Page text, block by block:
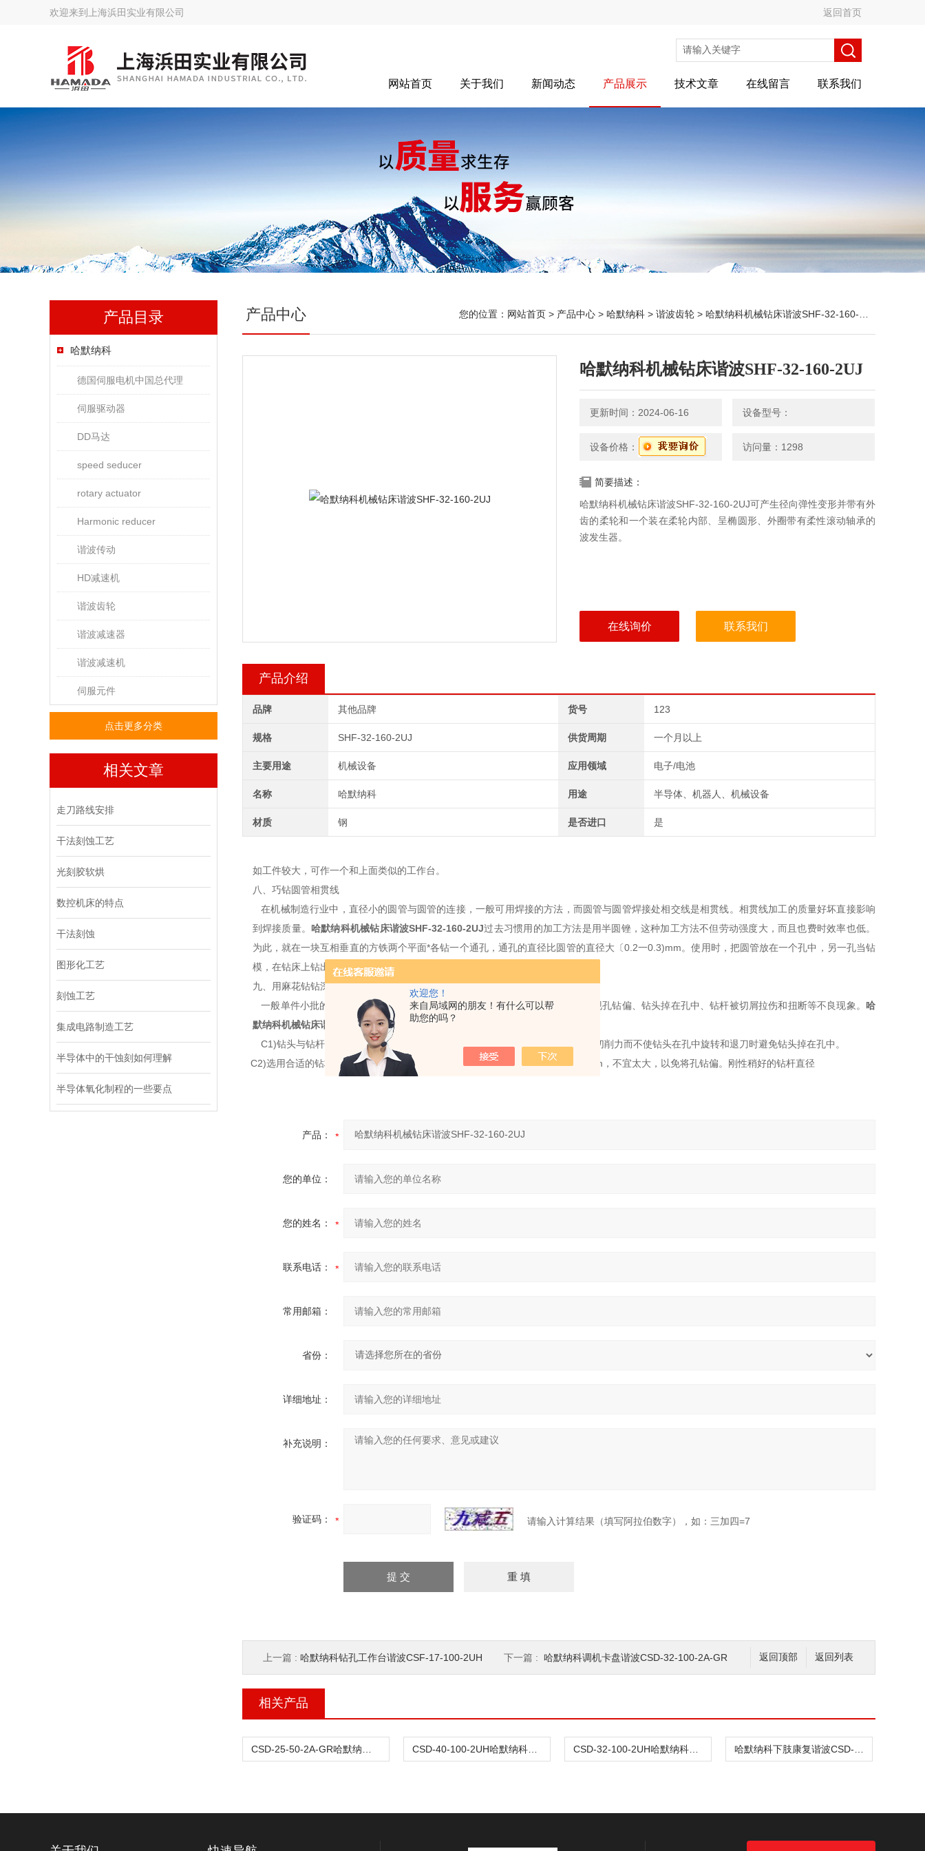
欢迎您！
来自局域网的朋友！有什么可以帮
助您的吗？
欢迎来到 上海浜田实业有限公司 返回首页
网站首页 关于我们 新闻动态 产品展示 技术文章 在线留言 联系我们
产品目录
哈默纳科
德国伺服电机中国总代理
伺服驱动器
DD马达
speed seducer
rotary actuator
Harmonic reducer
谐波传动
HD减速机
谐波齿轮
谐波减速器
谐波减速机
伺服元件
点击更多分类
相关文章
走刀路线安排
干法刻蚀工艺
光刻胶软烘
数控机床的特点
干法刻蚀
图形化工艺
刻蚀工艺
集成电路制造工艺
半导体中的干蚀刻如何理解
半导体氧化制程的一些要点
产品中心 您的位置： 网站首页 > 产品中心 > 哈默纳科 > 谐波齿轮 > 哈默纳科机械钻床谐波SHF-32-160-2UJ
哈默纳科机械钻床谐波SHF-32-160-2UJ
更新时间：2024-06-16 设备型号：
设备价格： 访问量：1298
简要描述：
哈默纳科机械钻床谐波SHF-32-160-2UJ可产生径向弹性变形并带有外
齿的柔轮和一个装在柔轮内部、呈椭圆形、外圈带有柔性滚动轴承的
波发生器。
在线询价 联系我们
产品介绍
品牌 其他品牌 货号 123
规格 SHF-32-160-2UJ 供货周期 一个月以上
主要用途 机械设备 应用领域 电子/电池
名称 哈默纳科 用途 半导体、机器人、机械设备
材质 钢 是否进口 是
如工件较大，可作一个和上面类似的工作台。
八、巧钻圆管相贯线
在机械制造行业中，直径小的圆管与圆管的连接，一般可用焊接的方法，而圆管与圆管焊接处相交线是相贯线。相贯线加工的质量好坏直接影响
到焊接质量。 哈默纳科机械钻床谐波SHF-32-160-2UJ过去习惯用的加工方法是用半圆锉，这种加工方法不但劳动强度大，而且也费时效率也低。
为此，就在一块互相垂直的方铁两个平面*各钻一个通孔，通孔的直径比圆管的直径大〔0.2一0.3)mm。使用时，把圆管放在一个孔中，另一孔当钻
模，在钻床上钻出相贯线。经实践使用，此方法实用效果较好。
九、用麻花钻钻深孔时应注意的问题
一般单件小批的深孔工件均采用麻花钻接加长杆来钻削，但在钻削过程中易出现孔钻偏、钻头掉在孔中、钻杆被切屑拉伤和扭断等不良现象。 哈
默纳科机械钻床谐波
SHF-32-160-2UJ为了避免上述现象的发生，应注意以下问题:
C1)钻头与钻杆连接要牢靠。用锥柄连接时，一定要使内外锥面配合好，能克服切削力而不使钻头在孔中旋转和退刀时避免钻头掉在孔中。
C2)选用合适的钻杆直径。刚性较差的钻杆直径，
一般比钻头直径小〔0.3一0.5)mm，不宜太大，以免将孔钻偏。刚性稍好的钻杆直径
产品：
您的单位：
您的姓名：
联系电话：
常用邮箱：
省份：
详细地址：
补充说明：
验证码： 请输入计算结果（填写阿拉伯数字），如：三加四=7
返回列表
返回顶部
上一篇 : 哈默纳科钻孔工作台谐波CSF-17-100-2UH 下一篇 : 哈默纳科调机卡盘谐波CSD-32-100-2A-GR
相关产品